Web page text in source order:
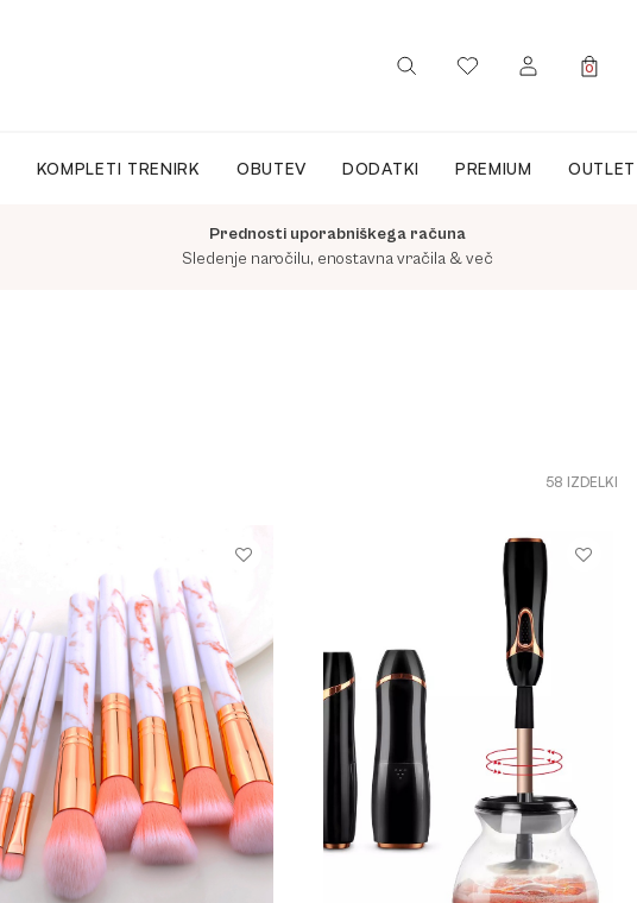
PRIJAVA / REGISTRACIJA
0
KOMPLETI TRENIRK OBUTEV DODATKI PREMIUM OUTLET
Prednosti uporabniškega računa
Sledenje naročilu, enostavna vračila & več
58 IZDELKI